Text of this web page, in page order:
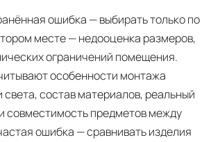
ошибка — выбирать только по
месте — недооценка размеров,
ограничений помещения.
особенности монтажа
состав материалов, реальный
совместимость предметов между
ошибка — сравнивать изделия